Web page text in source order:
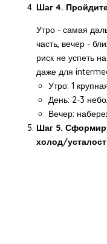
Шаг 4.
Утро - самая
часть, вечер -
риск не успеть
даже для
Утро: 1
День: 2-3
Вечер:
Шаг 5.
холод/